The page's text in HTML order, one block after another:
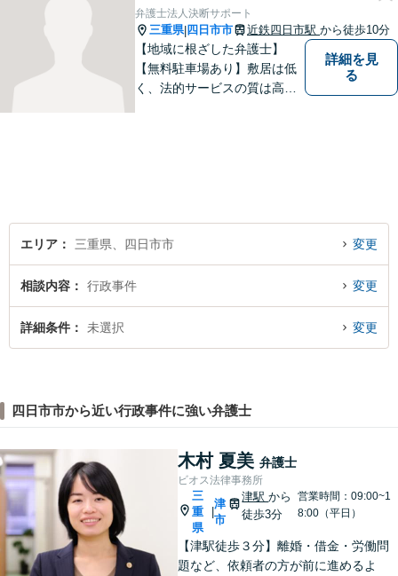
弁護士法人決断サポート
三重県| 四日市市 近鉄四日市駅 から徒歩10分
【地域に根ざした弁護士】
【無料駐車場あり】敷居は低
く、法的サービスの質は高く
ぞご連絡ください。
詳細を見
る
エリア 三重県、四日市市 変更
相談内容 行政事件 変更
詳細条件 未選択 変更
四日市市から近い行政事件に強い弁護士
木村 夏美 弁護士
ビオス法律事務所
三
重
県
|
津
市
津駅から
徒歩3分
営業時間：09:00~1
8:00（平日）
【津駅徒歩３分】離婚・借金・労働問
題など、依頼者の方が前に進めるよ